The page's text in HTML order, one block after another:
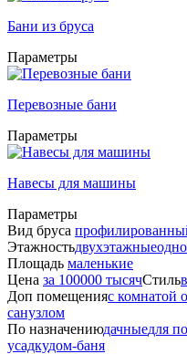
Бани из бруса
Параметры
Перевозные бани
Параметры
Навесы для машины
Параметры
Вид бруса
Этажностьдвухэтажные
Площадь маленькие
Цена за 100000 тысячСтиль
Доп помещенияс комнатой
санузлом
По назначениюдачныедля
усадкудом-баня